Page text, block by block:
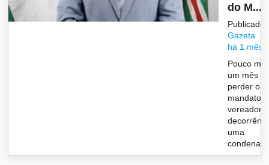
do M...
Publicado
Gazeta
há 1 mês
Pouco
um mês
perder o
mandato
vereador
uma